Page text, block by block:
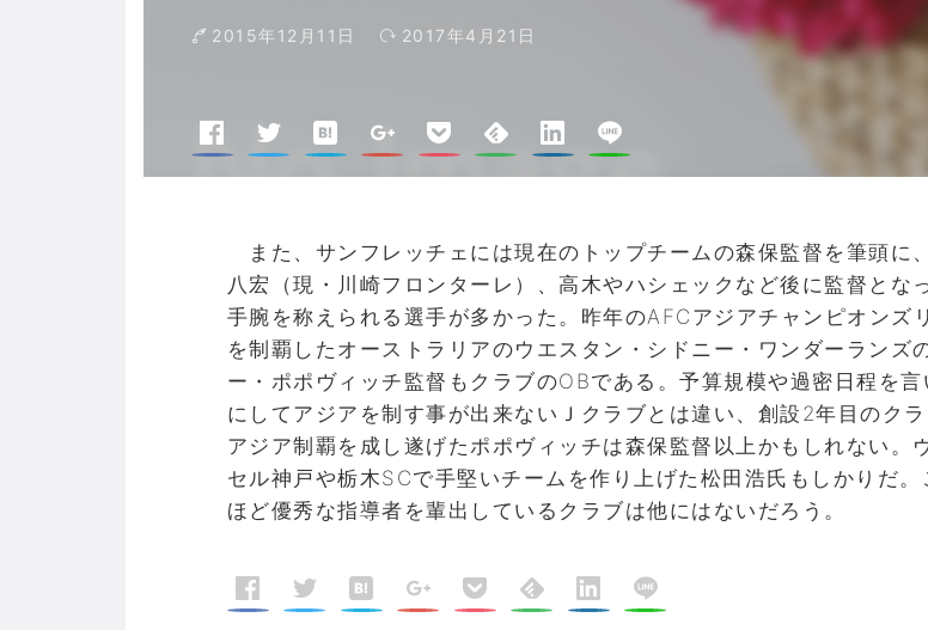
2015年12月11日 2017年4月21日
また、サンフレッチェには現在のトップチームの森保監督を筆頭に
八宏（現・川崎フロンターレ）、高木やハシェックなど後に監督とな
手腕を称えられる選手が多かった。昨年のAFCアジアチャンピオンズ
を制覇したオーストラリアのウエスタン・シドニー・ワンダーランズ
ー・ポポヴィッチ監督もクラブのOBである。予算規模や過密日程を言
にしてアジアを制す事が出来ないＪクラブとは違い、創設2年目のク
アジア制覇を成し遂げたポポヴィッチは森保監督以上かもしれない。
セル神戸や栃木SCで手堅いチームを作り上げた松田浩氏もしかりだ。
ほど優秀な指導者を輩出しているクラブは他にはないだろう。